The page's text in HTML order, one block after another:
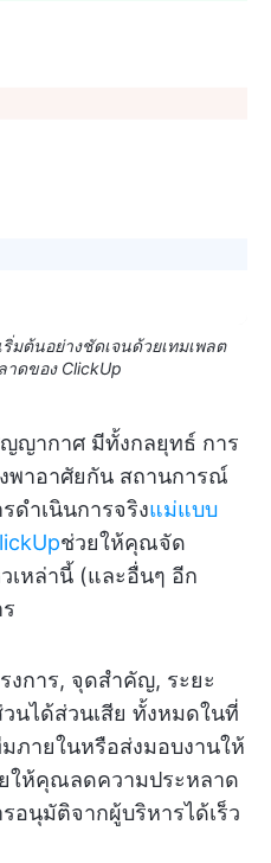
ต้นอย่างชัดเจนด้วยเทมเพลต
าดของ ClickUp
ญากาศ มีทั้งกลยุทธ์ การ
พาอาศัยกัน สถานการณ์
ดำเนินการจริงแม่แบบ
ช่วยให้คุณจัด
เหล่านี้ (และอื่นๆ อีก
งการ, จุดสำคัญ, ระยะ
นได้ส่วนเสีย ทั้งหมดในที่
ภายในหรือส่งมอบงานให้
ให้คุณลดความประหลาด
อนุมัติจากผู้บริหารได้เร็ว